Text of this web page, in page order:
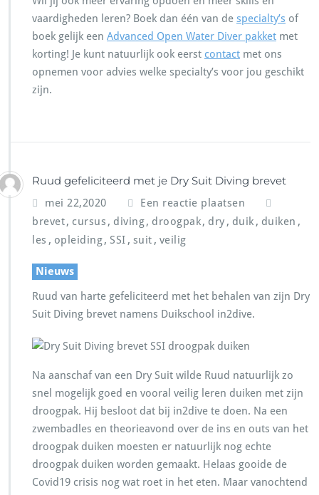
vaardigheden leren? Boek dan één van de specialty’s of
boek gelijk een Advanced Open Water Diver pakket met
korting! Je kunt natuurlijk ook eerst contact met ons
opnemen voor advies welke specialty’s voor jou geschikt
zijn.
Ruud gefeliciteerd met je Dry Suit Diving brevet
mei 22,2020
Een reactie plaatsen
brevet, cursus , diving, droogpak, dry , duik , duiken ,
les , opleiding, SSI , suit , veilig
Nieuws
Ruud van harte gefeliciteerd met het behalen van zijn Dry
Suit Diving brevet namens Duikschool in2dive.
Na aanschaf van een Dry Suit wilde Ruud natuurlijk zo
snel mogelijk goed en vooral veilig leren duiken met zijn
droogpak. Hij besloot dat bij in2dive te doen. Na een
zwembadles en theorieavond over de ins en outs van het
droogpak duiken moesten er natuurlijk nog echte
droogpak duiken worden gemaakt. Helaas gooide de
Covid19 crisis nog wat roet in het eten. Maar vanochtend